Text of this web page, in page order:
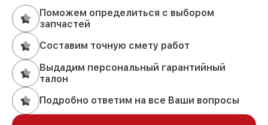
Поможем определиться с выбором
запчастей
Составим точную смету работ
Выдадим персональный гарантийный
талон
Подробно ответим на все Ваши вопросы